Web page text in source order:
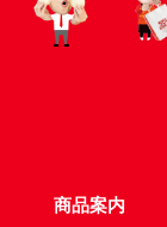
商品案内